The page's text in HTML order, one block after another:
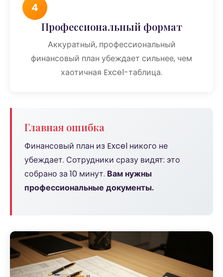
4
Профессиональный формат
Аккуратный, профессиональный
финансовый план убеждает сильнее, чем
хаотичная Excel-таблица.
Главная ошибка
Финансовый план из Excel никого не
убеждает. Сотрудники сразу видят: это
собрано за 10 минут. Вам нужны
профессиональные документы.